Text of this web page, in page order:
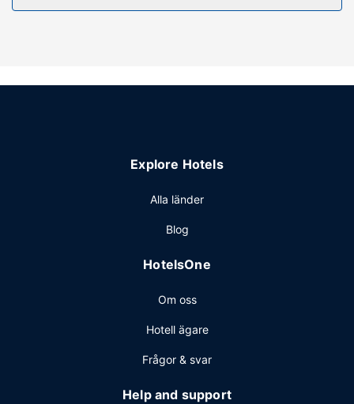
Explore Hotels
Alla länder
Blog
HotelsOne
Om oss
Hotell ägare
Frågor & svar
Help and support